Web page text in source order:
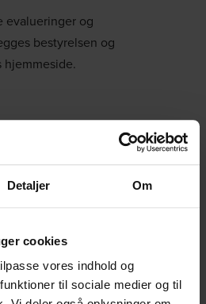
Detaljer Om
cookies
vores indhold og
til sociale medier og til
evalueringer og
bestyrelsen og
hjemmeside.
udarbejder skolen hvert år
øge kvaliteten på udvalgte